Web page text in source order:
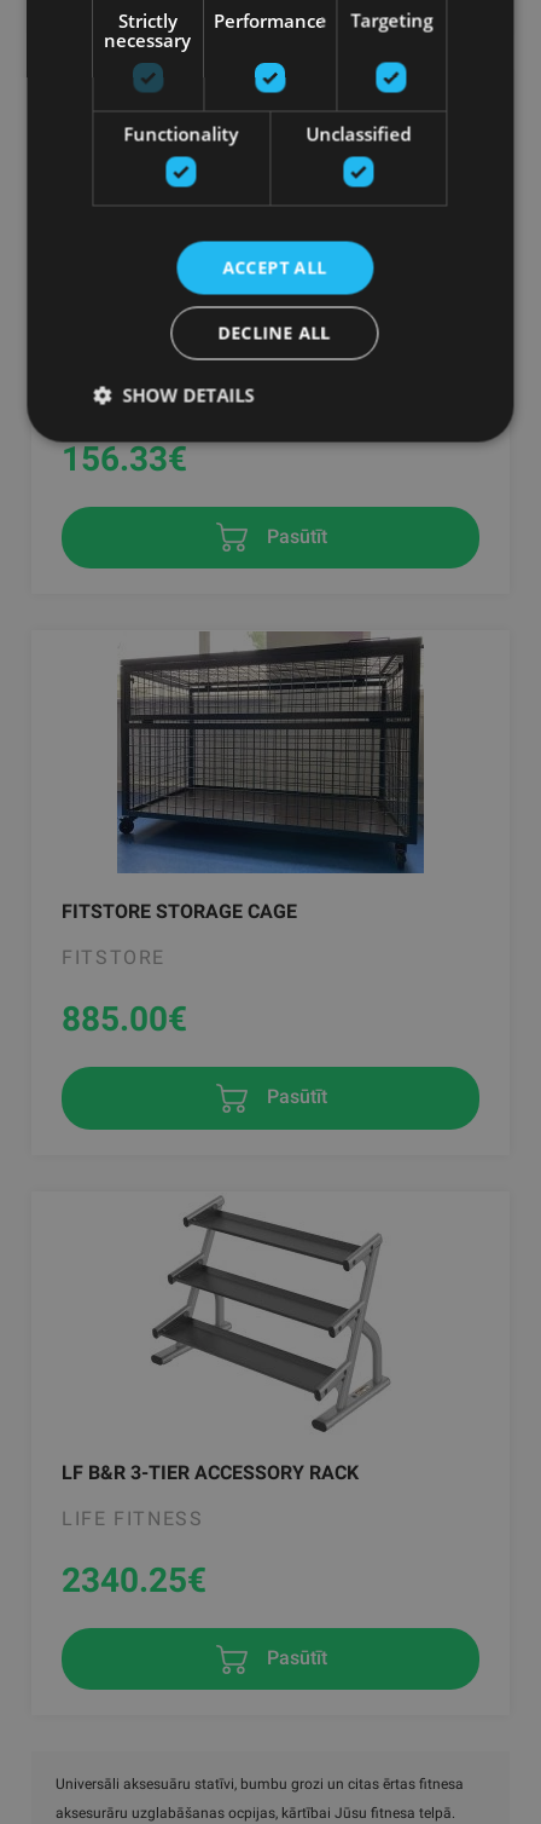
WALL MOUNT FOAM ROLLER STORAGE
FITSTORE
156.33€
Pasūtīt
FITSTORE STORAGE CAGE
FITSTORE
885.00€
Pasūtīt
LF B&R 3-TIER ACCESSORY RACK
LIFE FITNESS
2340.25€
Pasūtīt
Universāli aksesuāru statīvi, bumbu grozi un citas ērtas fitnesa
aksesurāru uzglabāšanas ocpijas, kārtībai Jūsu fitnesa telpā.
Strictly
necessary
Performance Targeting
Functionality Unclassified
ACCEPT ALL
DECLINE ALL
SHOW DETAILS